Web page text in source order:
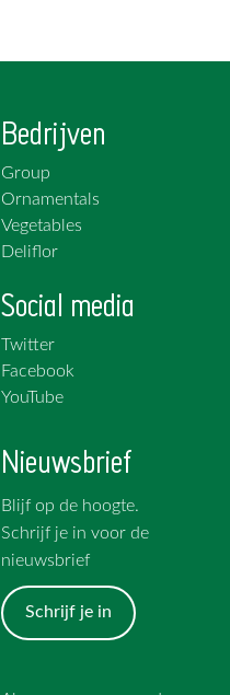
Bedrijven
Group
Ornamentals
Vegetables
Deliflor
Social media
Twitter
Facebook
YouTube
Nieuwsbrief
Blijf op de hoogte.
Schrijf je in voor de
nieuwsbrief
Schrijf je in